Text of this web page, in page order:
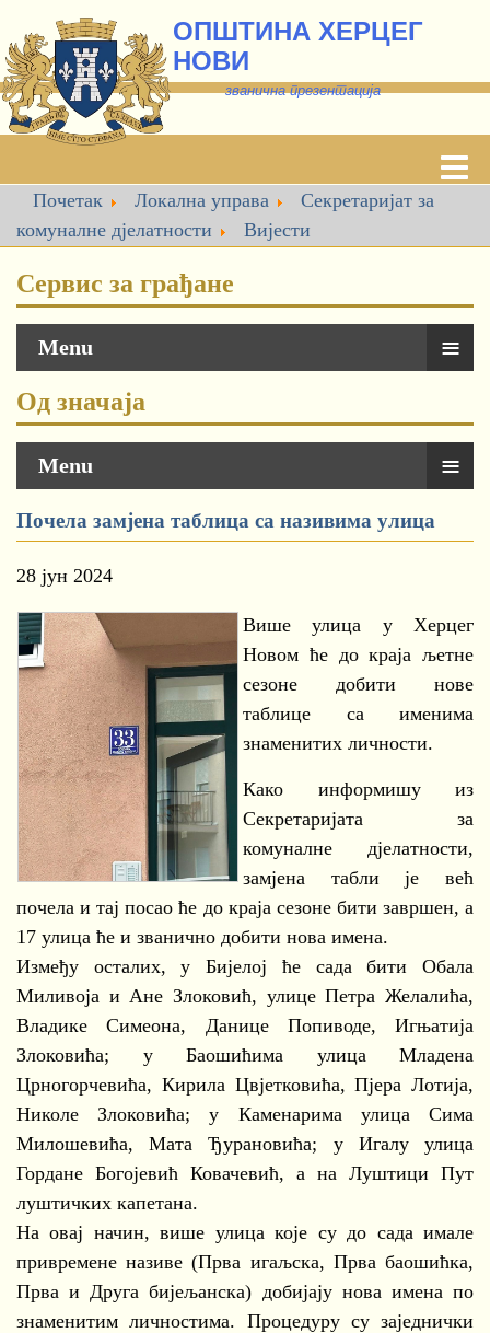
ОПШТИНА ХЕРЦЕГ
НОВИ
званична презентација
Почетак Локална управа
Секретаријат за
комуналне дјелатности
Вијести
Сервис за грађане
Menu ≡
Од значаја
Menu ≡
Почела замјена таблица са називима улица
28 јун 2024
Више улица у Херцег
Новом ће до краја љетне
сезоне добити нове
таблице са именима
знаменитих личности.
Како информишу из
Секретаријата за
комуналне дјелатности,
замјена табли је већ
почела и тај посао ће до краја сезоне бити завршен, а
17 улица ће и званично добити нова имена.
Између осталих, у Бијелој ће сада бити Обала
Миливоја и Ане Злоковић, улице Петра Желалића,
Владике Симеона, Данице Попиводе, Игњатија
Злоковића; у Баошићима улица Младена
Црногорчевића, Кирила Цвјетковића, Пјера Лотија,
Николе Злоковића; у Каменарима улица Сима
Милошевића, Мата Ђурановића; у Игалу улица
Гордане Богојевић Ковачевић, а на Луштици Пут
луштичких капетана.
На овај начин, више улица које су до сада имале
привремене називе (Прва игаљска, Прва баошићка,
Прва и Друга бијељанска) добијају нова имена по
знаменитим личностима. Процедуру су заједнички